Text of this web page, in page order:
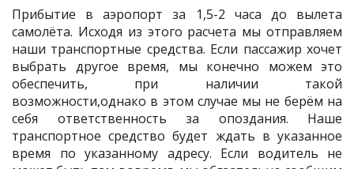
Прибытие в аэропорт за 1,5-2 часа до вылета
самолёта. Исходя из этого расчета мы отправляем
наши транспортные средства. Если пассажир хочет
выбрать другое время, мы конечно можем это
обеспечить, при наличии такой
возможности,однако в этом случае мы не берём на
себя ответственность за опоздания. Наше
транспортное средство будет ждать в указанное
время по указанному адресу. Если водитель не